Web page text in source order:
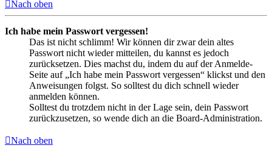
Nach oben
Ich habe mein Passwort vergessen!
Das ist nicht schlimm! Wir können dir zwar dein altes
Passwort nicht wieder mitteilen, du kannst es jedoch
zurücksetzen. Dies machst du, indem du auf der Anmelde-
Seite auf „Ich habe mein Passwort vergessen“ klickst und den
Anweisungen folgst. So solltest du dich schnell wieder
anmelden können.
Solltest du trotzdem nicht in der Lage sein, dein Passwort
zurückzusetzen, so wende dich an die Board-Administration.
Nach oben